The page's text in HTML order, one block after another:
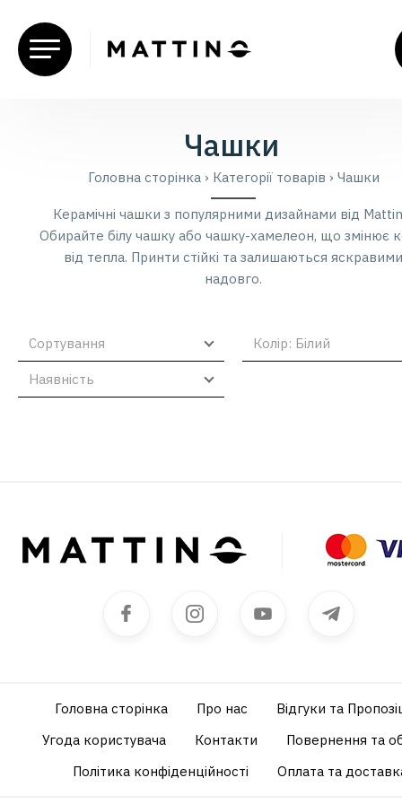
Чашки
Головна сторiнка› Категорії товарів › Чашки
Керамічні чашки з популярними дизайнами від
Обирайте білу чашку або чашку-хамелеон, що змінює
від тепла. Принти стійкі та залишаються яскравими
надовго.
Сортування Колiр: Бiлий
Наявнiсть
Головна сторінка Про нас
Відгуки та
Угода користувача
Контакти
Повернення та
Політика конфіденційності
Оплата та